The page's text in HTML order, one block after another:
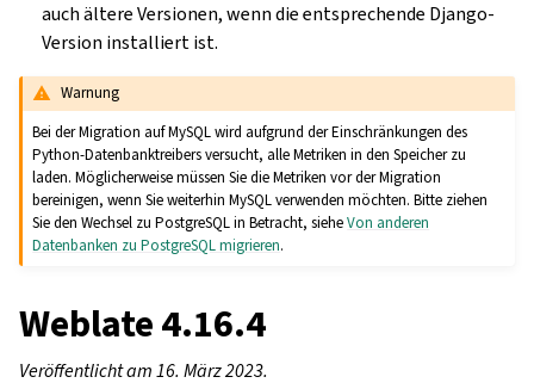
auch ältere Versionen, wenn die entsprechende Django-
Version installiert ist.
Warnung
Bei der Migration auf MySQL wird aufgrund der Einschränkungen des
Python-Datenbanktreibers versucht, alle Metriken in den Speicher zu
laden. Möglicherweise müssen Sie die Metriken vor der Migration
bereinigen, wenn Sie weiterhin MySQL verwenden möchten. Bitte ziehen
Sie den Wechsel zu PostgreSQL in Betracht, sieheVon anderen
Datenbanken zu PostgreSQL migrieren.
Weblate 4.16.4
Veröffentlicht am 16. März 2023.